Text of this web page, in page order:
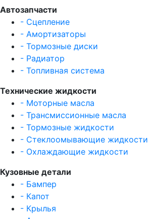
Автозапчасти
- Сцепление
- Амортизаторы
- Тормозные диски
- Радиатор
- Топливная система
Технические жидкости
- Моторные масла
- Трансмиссионные масла
- Тормозные жидкости
- Стеклоомывающие жидкости
- Охлаждающие жидкости
Кузовные детали
- Бампер
- Капот
- Крылья